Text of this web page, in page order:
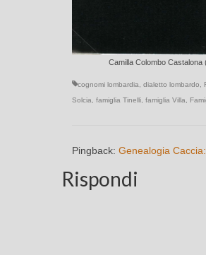
Camilla Colombo Castalona
cognomi lombardia dialetto lombardo
Solcia
famiglia Tinelli famiglia Villa
Pingback: Genealogia
Rispondi